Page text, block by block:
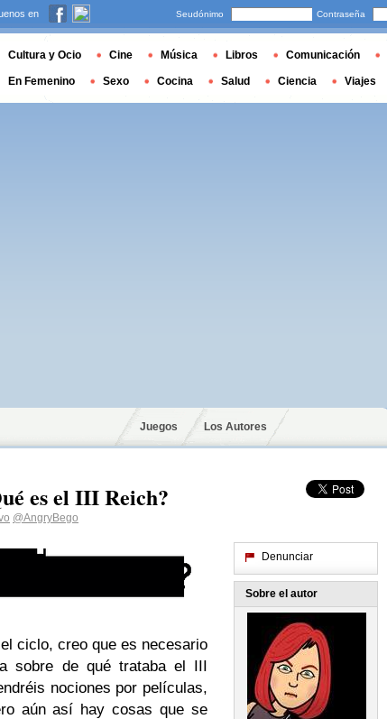
Juegos Los Autores
es el III Reich?
@AngryBego
ciclo, creo que es necesario
sobre de qué trataba el III
nociones por películas,
aún así hay cosas que se
Denunciar
Sobre el autor
en Seudónimo Contraseña
Cultura y Ocio Cine Música Libros Comunicación
En Femenino Sexo Cocina Salud Ciencia Viajes